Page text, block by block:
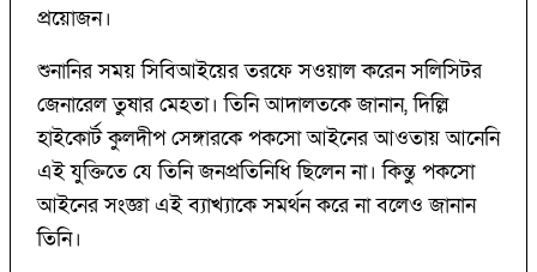
প্রয়োজন।
শুনানির সময় সিবিআইয়ের তরফে সওয়াল করেন সলিসিটর
জেনারেল তুষার মেহতা। তিনি আদালতকে জানান, দিল্লি
হাইকোর্ট কুলদীপ সেঙ্গারকে পকসো আইনের আওতায় আনেনি
এই যুক্তিতে যে তিনি জনপ্রতিনিধি ছিলেন না। কিন্তু পকসো
আইনের সংজ্ঞা এই ব্যাখ্যাকে সমর্থন করে না বলেও জানান
তিনি।